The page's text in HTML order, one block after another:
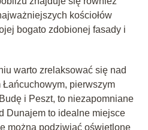
kościołów
bogato zdobionej fasady i
warto zrelaksować się nad
pierwszym
i Peszt, to niezapomniane
Dunajem to idealne miejsce
można podziwiać oświetlone